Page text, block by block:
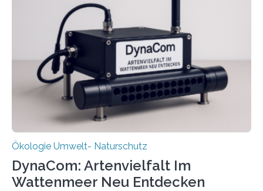
Ökologie Umwelt- Naturschutz
DynaCom: Artenvielfalt Im
Wattenmeer Neu Entdecken